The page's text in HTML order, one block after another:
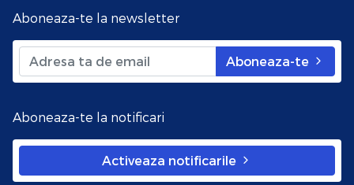
Aboneaza-te la newsletter
Aboneaza-te
Aboneaza-te la notificari
Activeaza notificarile